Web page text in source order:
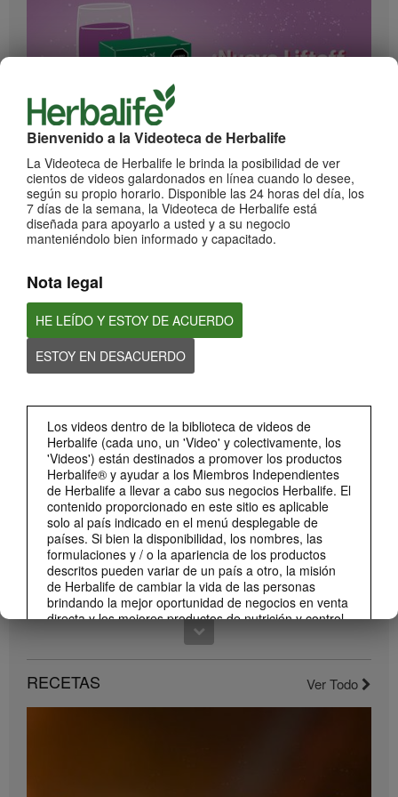
Bienvenido a la Videoteca de Herbalife
La Videoteca de Herbalife le brinda la posibilidad de ver
cientos de videos galardonados en línea cuando lo desee,
según su propio horario. Disponible las 24 horas del día, los
7 días de la semana, la Videoteca de Herbalife está
diseñada para apoyarlo a usted y a su negocio
manteniéndolo bien informado y capacitado.
Nota legal
HE LEÍDO Y ESTOY DE ACUERDO
ESTOY EN DESACUERDO
Los videos dentro de la biblioteca de videos de
Herbalife (cada uno, un 'Video' y colectivamente, los
'Videos') están destinados a promover los productos
Herbalife® y ayudar a los Miembros Independientes
de Herbalife a llevar a cabo sus negocios Herbalife. El
contenido proporcionado en este sitio es aplicable
solo al país indicado en el menú desplegable de
países. Si bien la disponibilidad, los nombres, las
formulaciones y / o la apariencia de los productos
descritos pueden variar de un país a otro, la misión
de Herbalife de cambiar la vida de las personas
brindando la mejor oportunidad de negocios en venta
directa y los mejores productos de nutrición y control
de peso son aplicable en todas partes.
Los Videos pueden incluir volúmenes de ventas o
experiencias de ganancias de varios Miembros
Independientes de Herbalife que se encuentran en
diferentes niveles dentro del Plan de Marketing y que
¡Impulsa cada momento! Nuevo Liftoff sabor Moras
Conoce el nuevo sabor mora de esta bebida efervescente que le dará impulso a
cada momento
0:59
¡Dale un impulso a tu día con los nuevos sabores de Liftoff!
Conoce los nuevos sabores de Liftoff: naranja y frutas tropicales.
Compártelo con todos tus clientes y conocidos.
RECETAS Ver Todo